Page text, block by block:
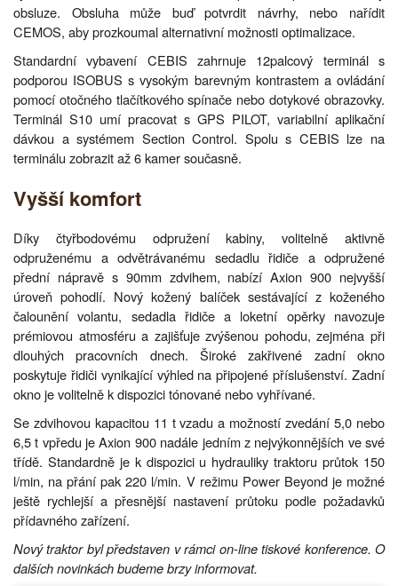
obsluze. Obsluha může buď potvrdit návrhy, nebo nařídit
CEMOS, aby prozkoumal alternativní možnosti optimalizace.
Standardní vybavení CEBIS zahrnuje 12palcový terminál s
podporou ISOBUS s vysokým barevným kontrastem a ovládání
pomocí otočného tlačítkového spínače nebo dotykové obrazovky.
Terminál S10 umí pracovat s GPS PILOT, variabilní aplikační
dávkou a systémem Section Control. Spolu s CEBIS lze na
terminálu zobrazit až 6 kamer současně.
Vyšší komfort
Díky čtyřbodovému odpružení kabiny, volitelně aktivně
odpruženému a odvětrávanému sedadlu řidiče a odpružené
přední nápravě s 90mm zdvihem, nabízí Axion 900 nejvyšší
úroveň pohodlí. Nový kožený balíček sestávající z koženého
čalounění volantu, sedadla řidiče a loketní opěrky navozuje
prémiovou atmosféru a zajišťuje zvýšenou pohodu, zejména při
dlouhých pracovních dnech. Široké zakřivené zadní okno
poskytuje řidiči vynikající výhled na připojené příslušenství. Zadní
okno je volitelně k dispozici tónované nebo vyhřívané.
Se zdvihovou kapacitou 11 t vzadu a možností zvedání 5,0 nebo
6,5 t vpředu je Axion 900 nadále jedním z nejvýkonnějších ve své
třídě. Standardně je k dispozici u hydrauliky traktoru průtok 150
l/min, na přání pak 220 l/min. V režimu Power Beyond je možné
ještě rychlejší a přesnější nastavení průtoku podle požadavků
přídavného zařízení.
Nový traktor byl představen v rámci on-line tiskové konference. O
dalších novinkách budeme brzy informovat.